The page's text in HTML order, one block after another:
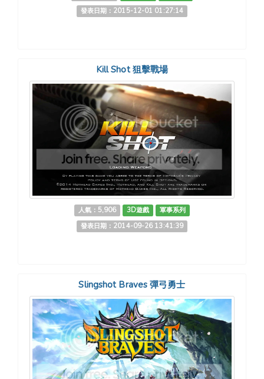
發表日期：2015-12-01 01:27:14
Kill Shot 狙擊戰場
人氣：5,906 3D遊戲
軍事系列
發表日期：2014-09-26 13:41:39
Slingshot Braves 彈弓勇士